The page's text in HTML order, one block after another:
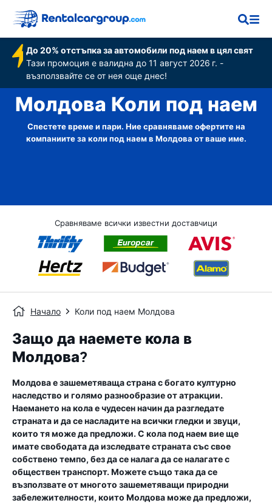
До 20% отстъпка за автомобили под наем в цял свят
Тази промоция е валидна до 11 август 2026 г. -
възползвайте се от нея още днес!
Молдова Коли под наем
Спестете време и пари. Ние сравняваме офертите на
компаниите за коли под наем в Молдова от ваше име.
Сравняваме всички известни доставчици
Начало Коли под наем Молдова
Защо да наемете кола в
Молдова?
Молдова е зашеметяваща страна с богато културно
наследство и голямо разнообразие от атракции.
Наемането на кола е чудесен начин да разгледате
страната и да се насладите на всички гледки и звуци,
които тя може да предложи. С кола под наем вие ще
имате свободата да изследвате страната със свое
собствено темпо, без да се налага да се налагате с
обществен транспорт. Можете също така да се
възползвате от многото зашеметяващи природни
забележителности, които Молдова може да предложи,